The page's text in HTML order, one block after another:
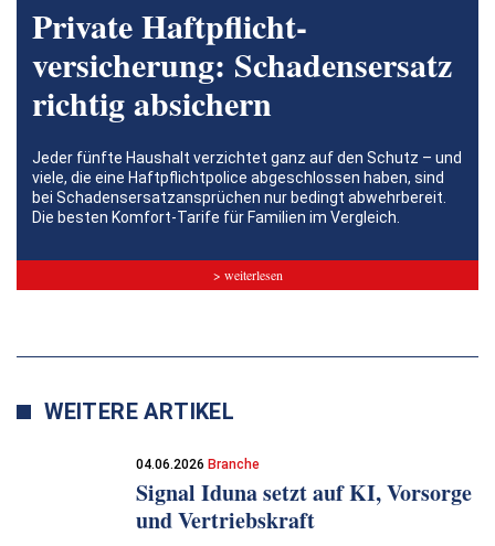
Private Haftpflicht­
versicherung: Schadensersatz
richtig absichern
Jeder fünfte Haushalt verzichtet ganz auf den Schutz – und
viele, die eine Haftpflichtpolice abgeschlossen haben, sind
bei Schadensersatzansprüchen nur bedingt abwehrbereit.
Die besten Komfort-Tarife für Familien im Vergleich.
> weiterlesen
WEITERE ARTIKEL
04.06.2026 Branche
Signal Iduna setzt auf KI, Vorsorge
und Vertriebskraft